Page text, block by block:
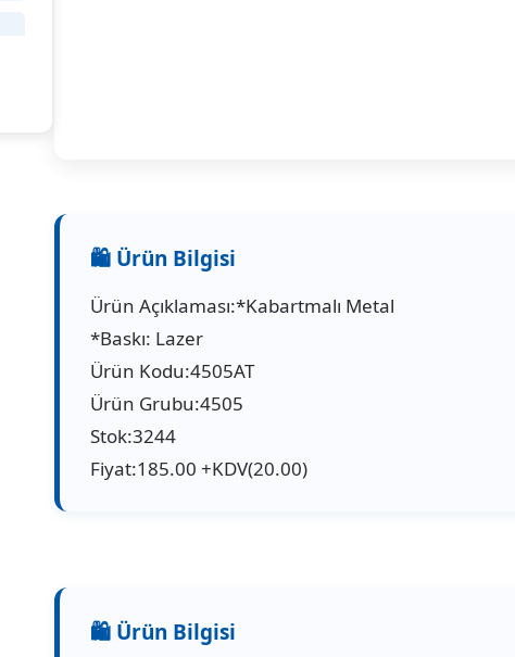
Ürün Açıklaması:*Kabartmalı Metal
*Baskı: Lazer
Ürün Kodu:4505AT
Ürün Grubu:4505
Stok:3244
Fiyat:185.00 +KDV(20.00)